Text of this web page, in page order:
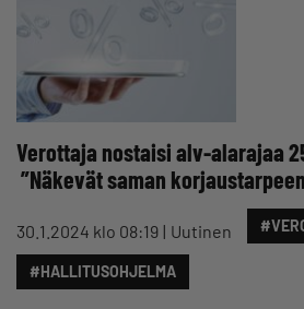
Verottaja nostaisi alv-alarajaa
”Näkevät saman
30.1.2024 klo 08:19 Uutinen
#HALLITUSOHJELMA